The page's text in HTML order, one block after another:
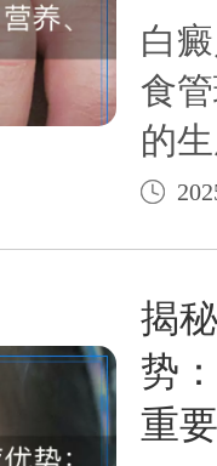
白
食
的
功
从
发
揭
势
重要